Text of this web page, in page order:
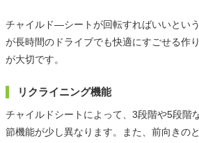
チャイルド―シートが回転すればいいとい
が長時間のドライブでも快適にすごせる作
が大切です。
リクライニング機能
チャイルドシートによって、3段階や5段階
節機能が少し異なります。また、前向きの